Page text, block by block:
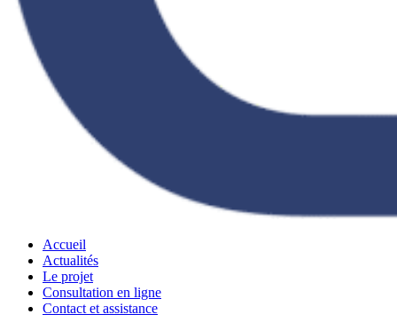
Accueil
Actualités
Le projet
Consultation en ligne
Contact et assistance